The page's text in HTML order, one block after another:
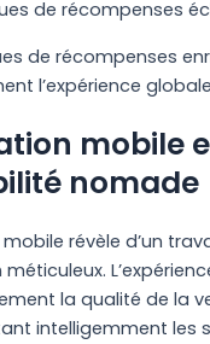
de récompenses
de récompenses
l’expérience
mobile
nomade
révèle d’un
la qualité de la
intelligemment les